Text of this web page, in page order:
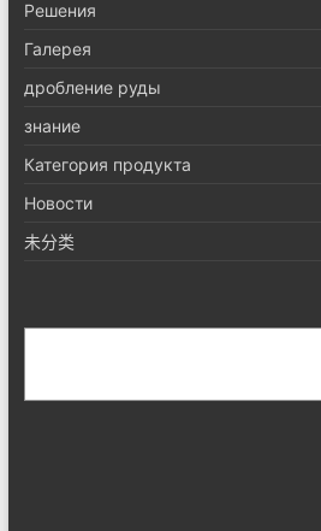
Pешения
Галерея
дробление руды
знание
Категория продукта
Новости
未分类